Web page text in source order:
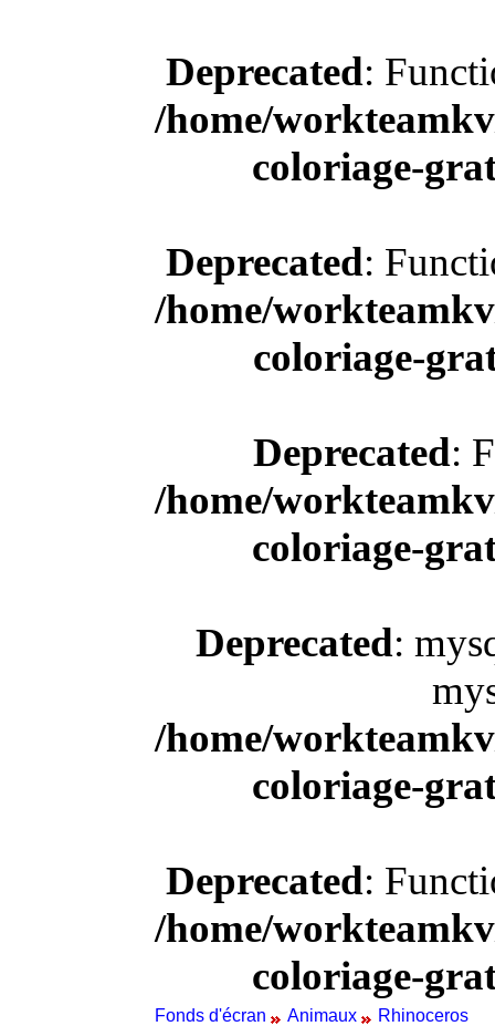
Deprecated:
/home/
coloriage-
Deprecated:
/home/
coloriage-
Deprecated:
/home/
coloriage-
Deprecated:
/home/
coloriage-
Deprecated:
/home/
coloriage-
Fonds d'écran Animaux Rhinoceros